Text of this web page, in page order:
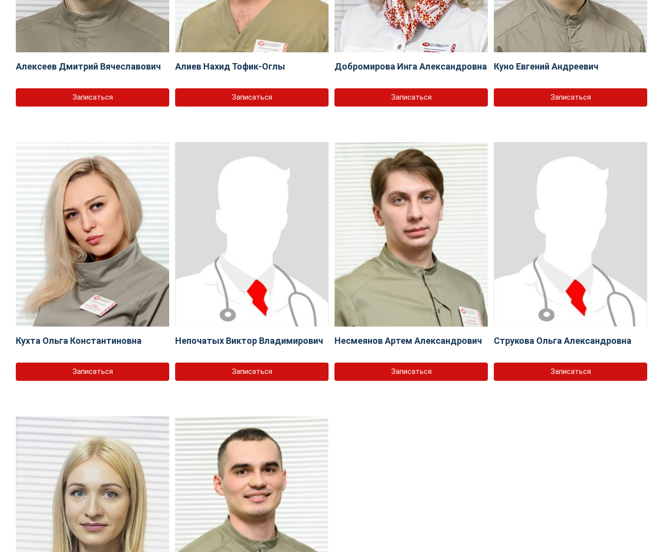
Алексеев Дмитрий Вячеславович
Записаться
Алиев Нахид Тофик-Оглы
Записаться
Добромирова Инга Александровна
Записаться
Куно Евгений Андреевич
Записаться
Кухта Ольга Константиновна
Записаться
Непочатых Виктор Владимирович
Записаться
Несмеянов Артем Александрович
Записаться
Струкова Ольга Александровна
Записаться